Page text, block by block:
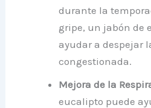
durante la
gripe, un jabón de
ayudar a despejar
congestionada.
Mejora de la
eucalipto puede